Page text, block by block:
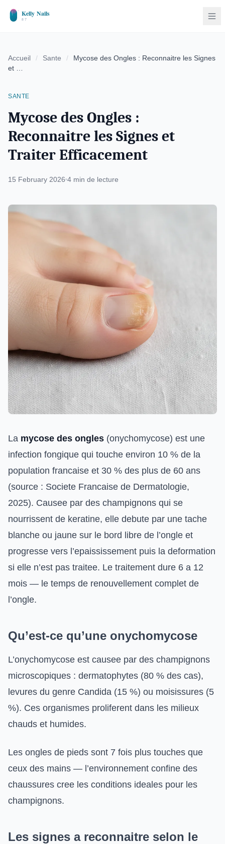
Accueil / Sante /
Mycose des Ongles : Reconnaitre les Signes
et …
SANTE
Mycose des Ongles :
Reconnaitre les Signes et
Traiter Efficacement
15 February 2026 4 min de lecture
La mycose des ongles (onychomycose) est une
infection fongique qui touche environ 10 % de la
population francaise et 30 % des plus de 60 ans
(source : Societe Francaise de Dermatologie,
2025). Causee par des champignons qui se
nourrissent de keratine, elle debute par une tache
blanche ou jaune sur le bord libre de l’ongle et
progresse vers l’epaississement puis la deformation
si elle n’est pas traitee. Le traitement dure 6 a 12
mois — le temps de renouvellement complet de
l’ongle.
Qu’est-ce qu’une onychomycose
L’onychomycose est causee par des champignons
microscopiques : dermatophytes (80 % des cas),
levures du genre Candida (15 %) ou moisissures (5
%). Ces organismes proliferent dans les milieux
chauds et humides.
Les ongles de pieds sont 7 fois plus touches que
ceux des mains — l’environnement confine des
chaussures cree les conditions ideales pour les
champignons.
Les signes a reconnaitre selon le